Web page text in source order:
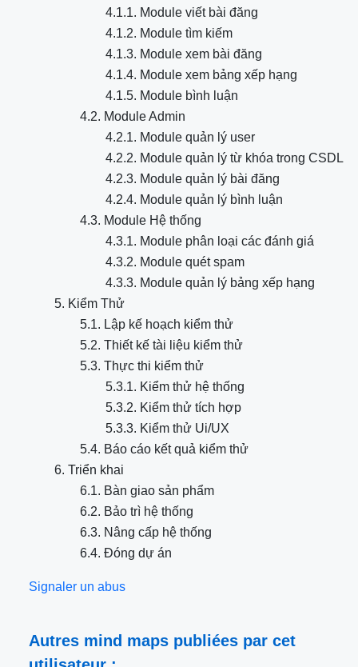
4.1.1. Module viết bài đăng
4.1.2. Module tìm kiếm
4.1.3. Module xem bài đăng
4.1.4. Module xem bảng xếp hạng
4.1.5. Module bình luận
4.2. Module Admin
4.2.1. Module quản lý user
4.2.2. Module quản lý từ khóa trong CSDL
4.2.3. Module quản lý bài đăng
4.2.4. Module quản lý bình luận
4.3. Module Hệ thống
4.3.1. Module phân loại các đánh giá
4.3.2. Module quét spam
4.3.3. Module quản lý bảng xếp hạng
5. Kiểm Thử
5.1. Lập kế hoạch kiểm thử
5.2. Thiết kế tài liệu kiểm thử
5.3. Thực thi kiểm thử
5.3.1. Kiểm thử hệ thống
5.3.2. Kiểm thử tích hợp
5.3.3. Kiểm thử Ui/UX
5.4. Báo cáo kết quả kiểm thử
6. Triển khai
6.1. Bàn giao sản phẩm
6.2. Bảo trì hệ thống
6.3. Nâng cấp hệ thống
6.4. Đóng dự án
Signaler un abus
Autres mind maps publiées par cet